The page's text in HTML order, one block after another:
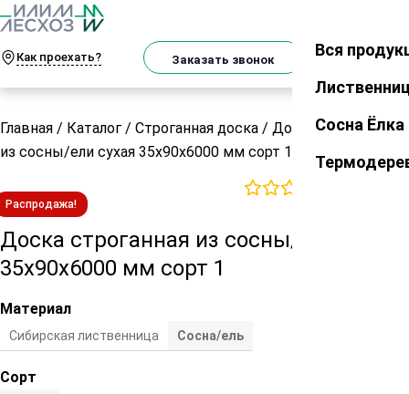
Как проехать? Заказать звонок Закрыть
Вся
Сосна Ёлка
Главная / Каталог / Строганная доска / Доска строганная
из сосны/ели сухая 35х90х6000 мм сорт 1
Распродажа!
Доска строганная из сосны/ели сухая
35х90х6000 мм сорт 1
Материал
Сибирская лиственница Сосна/ель
Сорт